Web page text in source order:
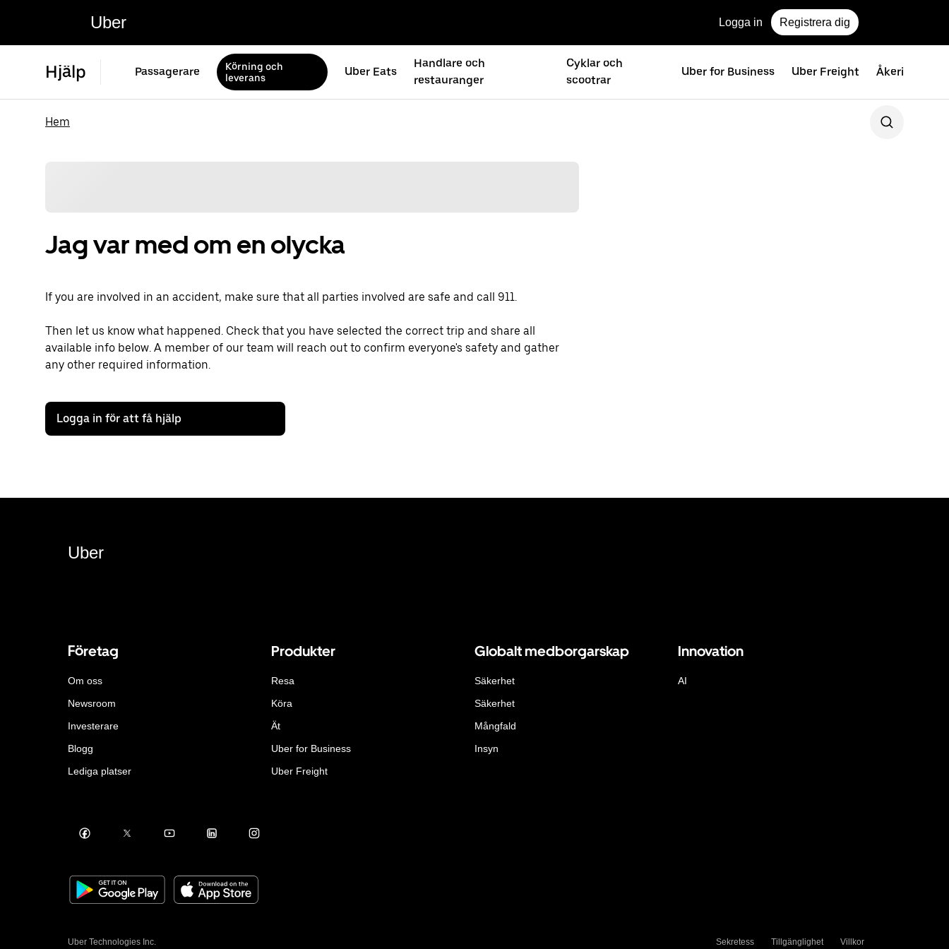
Uber Logga in Registrera dig
Hjälp Passagerare
Körning och
leverans
Uber Eats
Handlare och
restauranger
Cyklar och
scootrar
Uber for Business Uber Freight Åkeri
Hem
Jag var med om en olycka
If you are involved in an accident, make sure that all parties involved are safe and call 911.
Then let us know what happened. Check that you have selected the correct trip and share all
available info below. A member of our team will reach out to confirm everyone's safety and gather
any other required information.
Logga in för att få hjälp
Uber
Företag
Om oss
Newsroom
Investerare
Blogg
Lediga platser
Produkter
Resa
Köra
Ät
Uber for Business
Uber Freight
Globalt medborgarskap
Säkerhet
Säkerhet
Mångfald
Insyn
Innovation
AI
Uber Technologies Inc. Sekretess Tillgänglighet Villkor